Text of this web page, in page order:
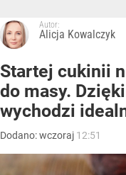
Autor:
Alicja Kowalczyk
Startej cukinii
do masy.
wychodzi
Dodano:wczoraj 12:51